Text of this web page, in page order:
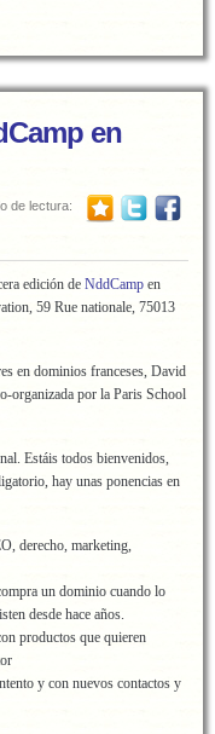
en
de lectura:
edición de NddCamp en
59 Rue nationale, 75013
en dominios franceses, David
organizada por la Paris School
Estáis todos bienvenidos,
hay unas ponencias en
derecho, marketing,
un dominio cuando lo
desde hace años.
productos que quieren
y con nuevos contactos y